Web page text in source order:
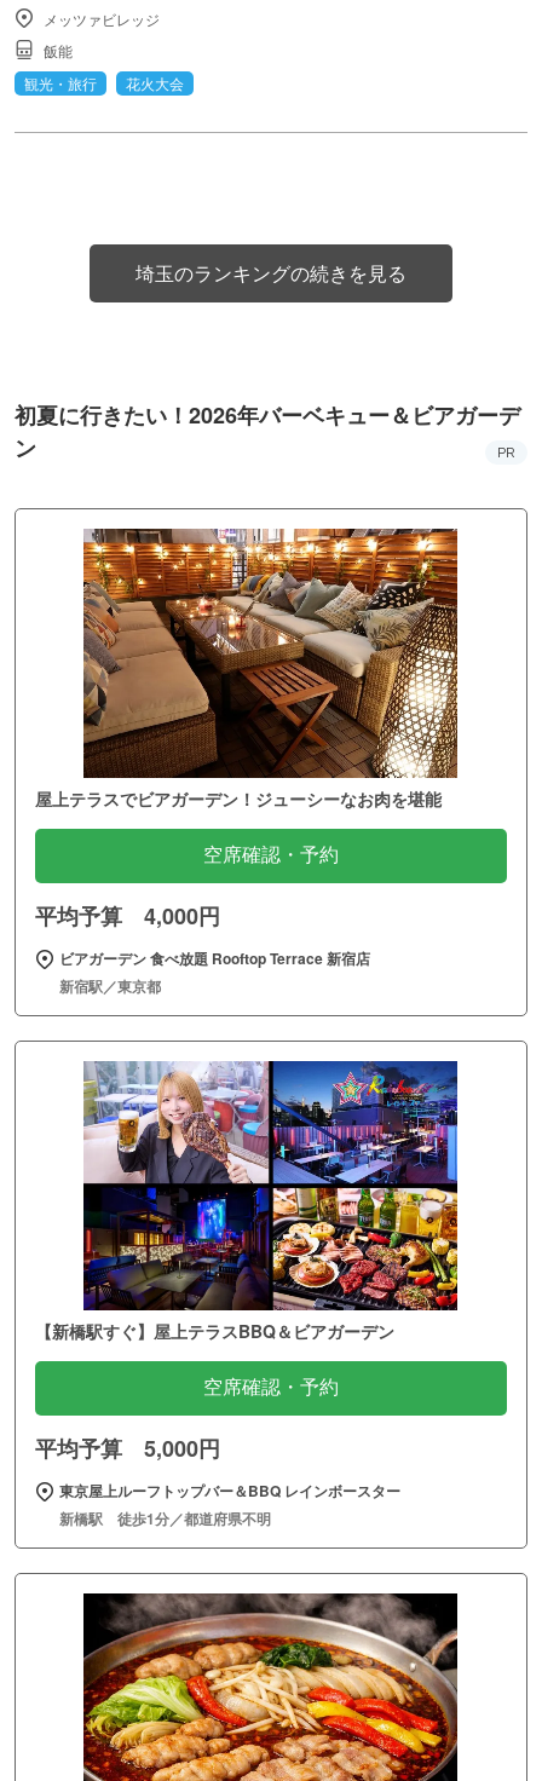
メッツァビレッジ
飯能
観光・旅行
花火大会
埼玉のランキングの続きを見る
初夏に行きたい！2026年バーベキュー＆ビアガーデ
ン
PR
屋上テラスでビアガーデン！ジューシーなお肉を堪能
空席確認・予約
平均予算 4,000円
ビアガーデン 食べ放題 Rooftop Terrace 新宿店
新宿駅／東京都
【新橋駅すぐ】屋上テラスBBQ＆ビアガーデン
空席確認・予約
平均予算 5,000円
東京屋上ルーフトップバー＆BBQ レインボースター
新橋駅 徒歩1分／都道府県不明